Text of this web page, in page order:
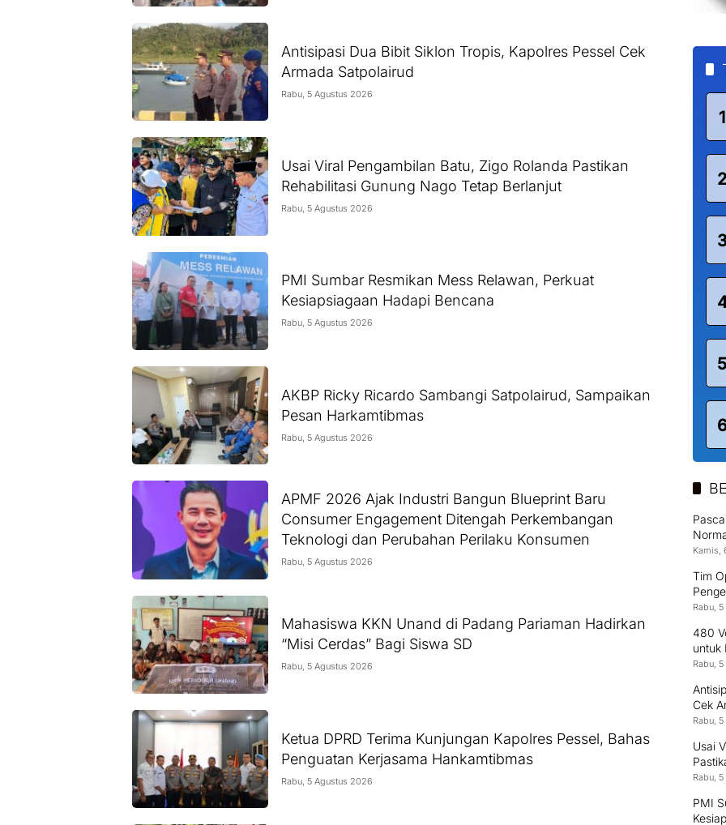
Pilarbangsanews.id
Antisipasi Dua Bibit Siklon Tropis, Kapolres Pessel Cek
Armada Satpolairud
Rabu, 5 Agustus 2026
Usai Viral Pengambilan Batu, Zigo Rolanda Pastikan
Rehabilitasi Gunung Nago Tetap Berlanjut
Rabu, 5 Agustus 2026
PMI Sumbar Resmikan Mess Relawan, Perkuat
Kesiapsiagaan Hadapi Bencana
Rabu, 5 Agustus 2026
AKBP Ricky Ricardo Sambangi Satpolairud, Sampaikan
Pesan Harkamtibmas
Rabu, 5 Agustus 2026
APMF 2026 Ajak Industri Bangun Blueprint Baru
Consumer Engagement Ditengah Perkembangan
Teknologi dan Perubahan Perilaku Konsumen
Rabu, 5 Agustus 2026
Mahasiswa KKN Unand di Padang Pariaman Hadirkan
“Misi Cerdas” Bagi Siswa SD
Rabu, 5 Agustus 2026
Ketua DPRD Terima Kunjungan Kapolres Pessel, Bahas
Penguatan Kerjasama Hankamtibmas
Rabu, 5 Agustus 2026
1
2
5
Kamis,
Tim
Rabu,
480
untuk
Rabu,
Cek
Rabu,
Usai
Rabu,
PMI